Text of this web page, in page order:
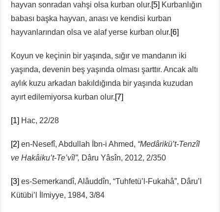
hayvan sonradan vahşi olsa kurban olur.[5] Kurbanlığın
babası başka hayvan, anası ve kendisi kurban
hayvanlarından olsa ve alaf yerse kurban olur.[6]
Koyun ve keçinin bir yaşında, sığır ve mandanın iki
yaşında, devenin beş yaşında olması şarttır. Ancak altı
aylık kuzu arkadan bakıldığında bir yaşında kuzudan
ayırt edilemiyorsa kurban olur.[7]
[1] Hac, 22/28
[2] en-Nesefî, Abdullah İbn-i Ahmed, “Medârikü’t-Tenzîl
ve Hakâiku’t-Te’vîl”, Dâru Yâsîn, 2012, 2/350
[3] es-Semerkandî, Alâuddîn, “Tuhfetü’l-Fukahâ”, Dâru’l
Kütübi’l İlmiyye, 1984, 3/84